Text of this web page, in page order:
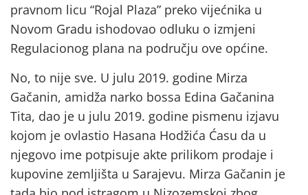
pravnom licu “Rojal Plaza” preko vijećnika u
Novom Gradu ishodovao odluku o izmjeni
Regulacionog plana na području ove općine.
No, to nije sve. U julu 2019. godine Mirza
Gačanin, amidža narko bossa Edina Gačanina
Tita, dao je u julu 2019. godine pismenu izjavu
kojom je ovlastio Hasana Hodžića Ćasu da u
njegovo ime potpisuje akte prilikom prodaje i
kupovine zemljišta u Sarajevu. Mirza Gačanin je